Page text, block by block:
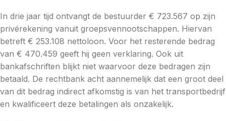
In drie jaar tijd ontvangt de bestuurder € 723.567 op zijn
privérekening vanuit groepsvennootschappen. Hiervan
betreft € 253.108 nettoloon. Voor het resterende bedrag
van € 470.459 geeft hij geen verklaring. Ook uit
bankafschriften blijkt niet waarvoor deze bedragen zijn
betaald. De rechtbank acht aannemelijk dat een groot deel
van dit bedrag indirect afkomstig is van het transportbedrijf
en kwalificeert deze betalingen als onzakelijk.